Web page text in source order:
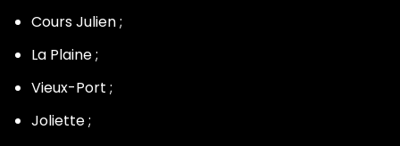
Cours Julien ;
La Plaine ;
Vieux-Port ;
Joliette ;